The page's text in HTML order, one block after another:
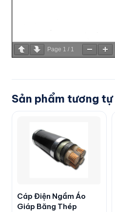
Page 1 / 1
Sản phẩm tương tự
Cáp Điện Ngầm Áo
Giáp Băng Thép